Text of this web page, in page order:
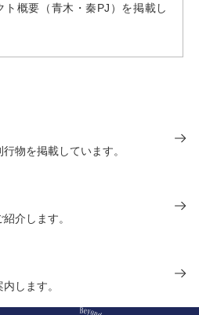
概要（青木・秦PJ）を掲載し
物を掲載しています。
介します。
します。